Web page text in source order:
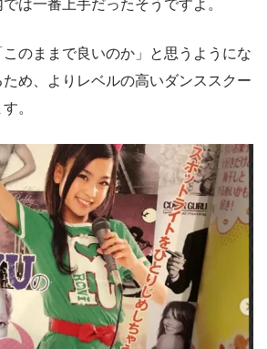
は一番上手だったそうですよ。
のままで良いのか」と思うようにな
め、よりレベルの高いダンススクー
。